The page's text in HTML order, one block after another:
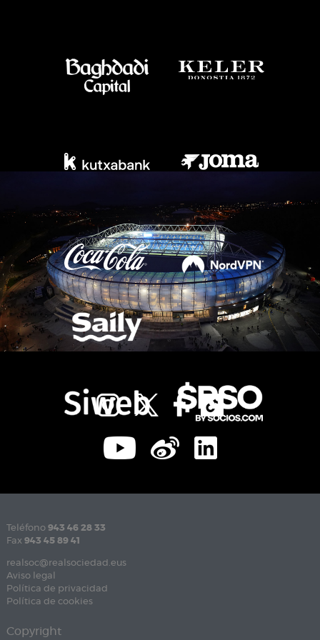
Teléfono 943 46 28 33
Fax 943 45 89 41
realsoc@realsociedad.eus
Aviso legal
Política de privacidad
Política de cookies
Copyright